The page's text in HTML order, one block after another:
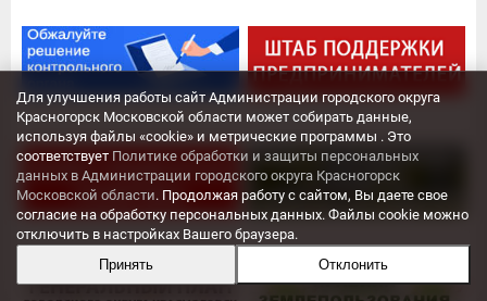
Для улучшения работы сайт Администрации городского округа
Красногорск Московской области может собирать данные,
используя файлы «cookie» и метрические программы . Это
соответствует Политике обработки и защиты персональных
данных в Администрации городского округа Красногорск
Московской области. Продолжая работу с сайтом, Вы даете свое
согласие на обработку персональных данных. Файлы cookie можно
отключить в настройках Вашего браузера.
Принять
Отклонить